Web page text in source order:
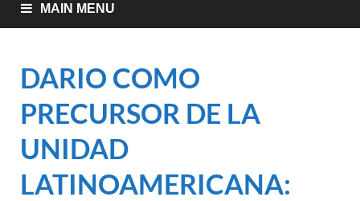
MAIN MENU
DARIO COMO
PRECURSOR DE LA
UNIDAD
LATINOAMERICANA: